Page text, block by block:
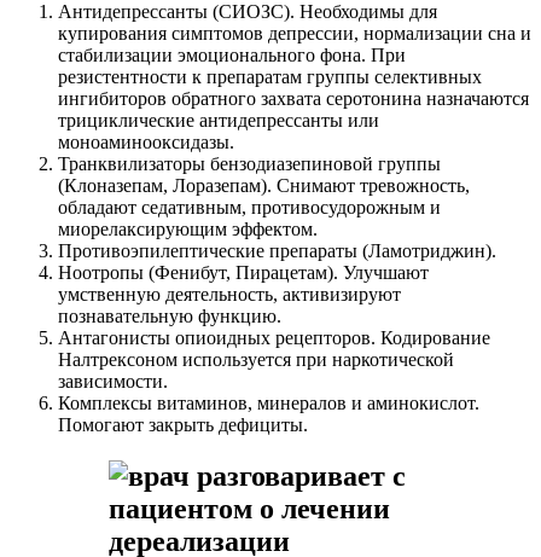
Антидепрессанты (СИОЗС). Необходимы для
купирования симптомов депрессии, нормализации сна и
стабилизации эмоционального фона. При
резистентности к препаратам группы селективных
ингибиторов обратного захвата серотонина назначаются
трициклические антидепрессанты или
моноаминооксидазы.
Транквилизаторы бензодиазепиновой группы
(Клоназепам, Лоразепам). Снимают тревожность,
обладают седативным, противосудорожным и
миорелаксирующим эффектом.
Противоэпилептические препараты (Ламотриджин).
Ноотропы (Фенибут, Пирацетам). Улучшают
умственную деятельность, активизируют
познавательную функцию.
Антагонисты опиоидных рецепторов. Кодирование
Налтрексоном используется при наркотической
зависимости.
Комплексы витаминов, минералов и аминокислот.
Помогают закрыть дефициты.